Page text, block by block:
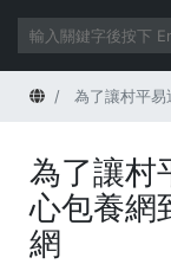
首頁 為了讓村平易近從“靠山吃山”查
為了讓村
心包養網
網